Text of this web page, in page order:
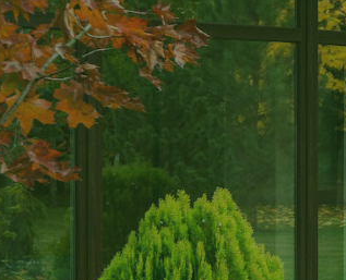
bez